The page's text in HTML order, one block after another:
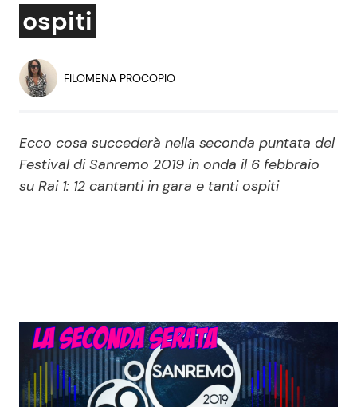
Dal Mondo
Economia
Persone Scomparse
Politica Reality e Talent
Soap Opera
News Musica
News Spettacolo
ospiti
FILOMENA PROCOPIO
Ecco cosa succederà nella seconda puntata del
Festival di Sanremo 2019 in onda il 6 febbraio
su Rai 1: 12 cantanti in gara e tanti ospiti